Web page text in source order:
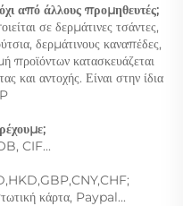
από άλλους προμηθευτές;
σε δερμάτινες τσάντες,
δερμάτινους καναπέδες,
προϊόντων κατασκευάζεται
και αντοχής. Είναι στην ίδια
CIF...
κάρτα, Paypal...